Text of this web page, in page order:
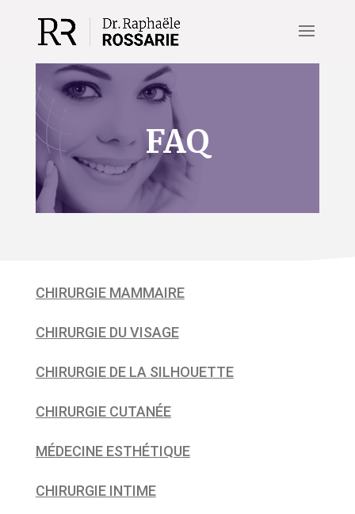
FAQ
CHIRURGIE MAMMAIRE
CHIRURGIE DU VISAGE
CHIRURGIE DE LA SILHOUETTE
CHIRURGIE CUTANÉE
MÉDECINE ESTHÉTIQUE
CHIRURGIE INTIME